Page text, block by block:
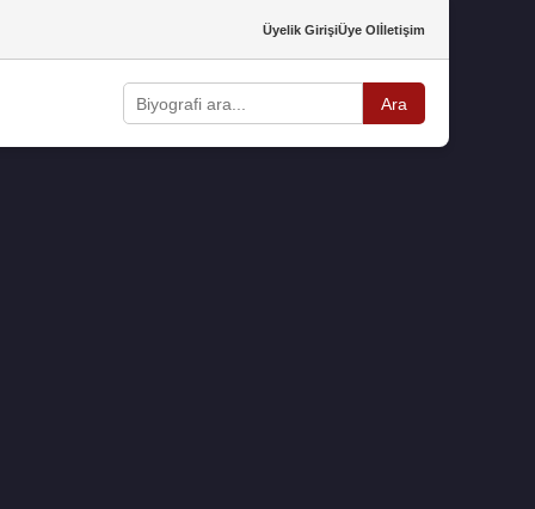
Üyelik GirişiÜye Olİletişim
Ara